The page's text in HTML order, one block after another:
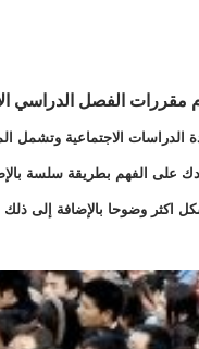
مقررات الفصل الدراسي الاول
الدراسات الاجتماعية وتشمل
على الفهم بطريقة سلسة
اكثر وضوحا بالإضافة إلى